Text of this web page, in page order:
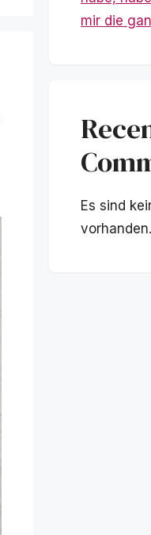
mir die
Es sind
vorhanden.